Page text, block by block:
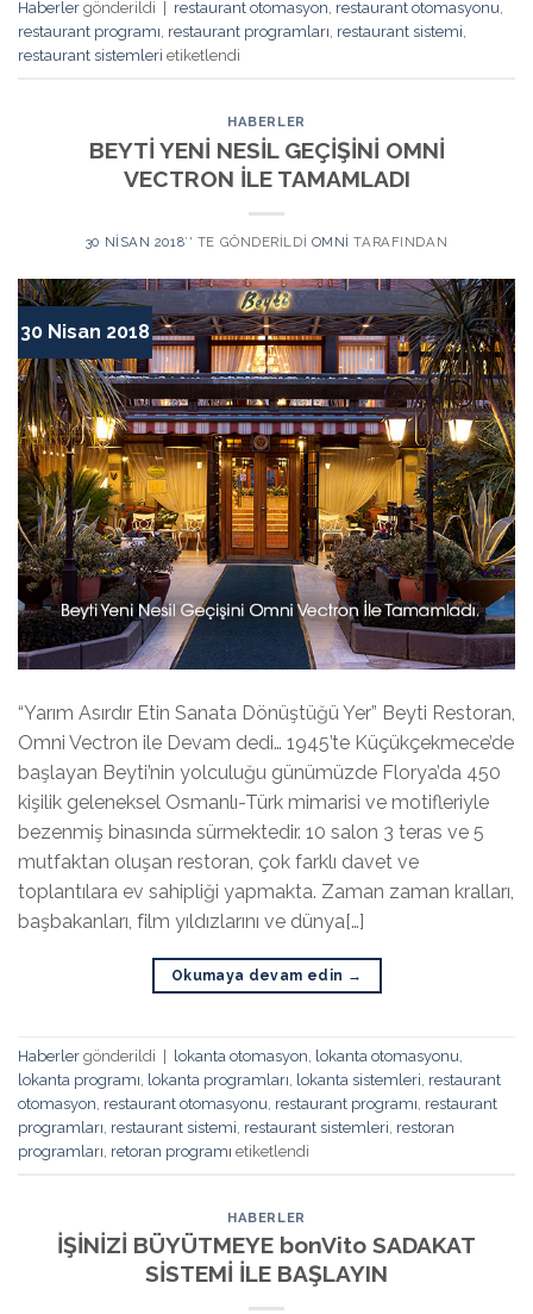
Haberler gönderildi restaurant otomasyon, restaurant otomasyonu,
restaurant programı, restaurant programları, restaurant sistemi,
restaurant sistemleri etiketlendi
HABERLER
BEYTİ YENİ NESİL GEÇİŞİNİ OMNİ
VECTRON İLE TAMAMLADI
30 NISAN 2018’' TE GÖNDERILDI OMNI TARAFINDAN
30 Nisan 2018
“Yarım Asırdır Etin Sanata Dönüştüğü Yer” Beyti Restoran,
Omni Vectron ile Devam dedi… 1945’te Küçükçekmece’de
başlayan Beyti’nin yolculuğu günümüzde Florya’da 450
kişilik geleneksel Osmanlı-Türk mimarisi ve motifleriyle
bezenmiş binasında sürmektedir. 10 salon 3 teras ve 5
mutfaktan oluşan restoran, çok farklı davet ve
toplantılara ev sahipliği yapmakta. Zaman zaman kralları,
başbakanları, film yıldızlarını ve dünya[…]
Okumaya devam edin →
Haberler gönderildi lokanta otomasyon lokanta otomasyonu
lokanta programı
lokanta programları lokanta sistemleri restaurant
otomasyon restaurant otomasyonu restaurant programı restaurant
programları restaurant sistemi restaurant sistemleri restoran
programları retoran programı etiketlendi
HABERLER
İŞİNİZİ BÜYÜTMEYE bonVito SADAKAT
SİSTEMİ İLE BAŞLAYIN